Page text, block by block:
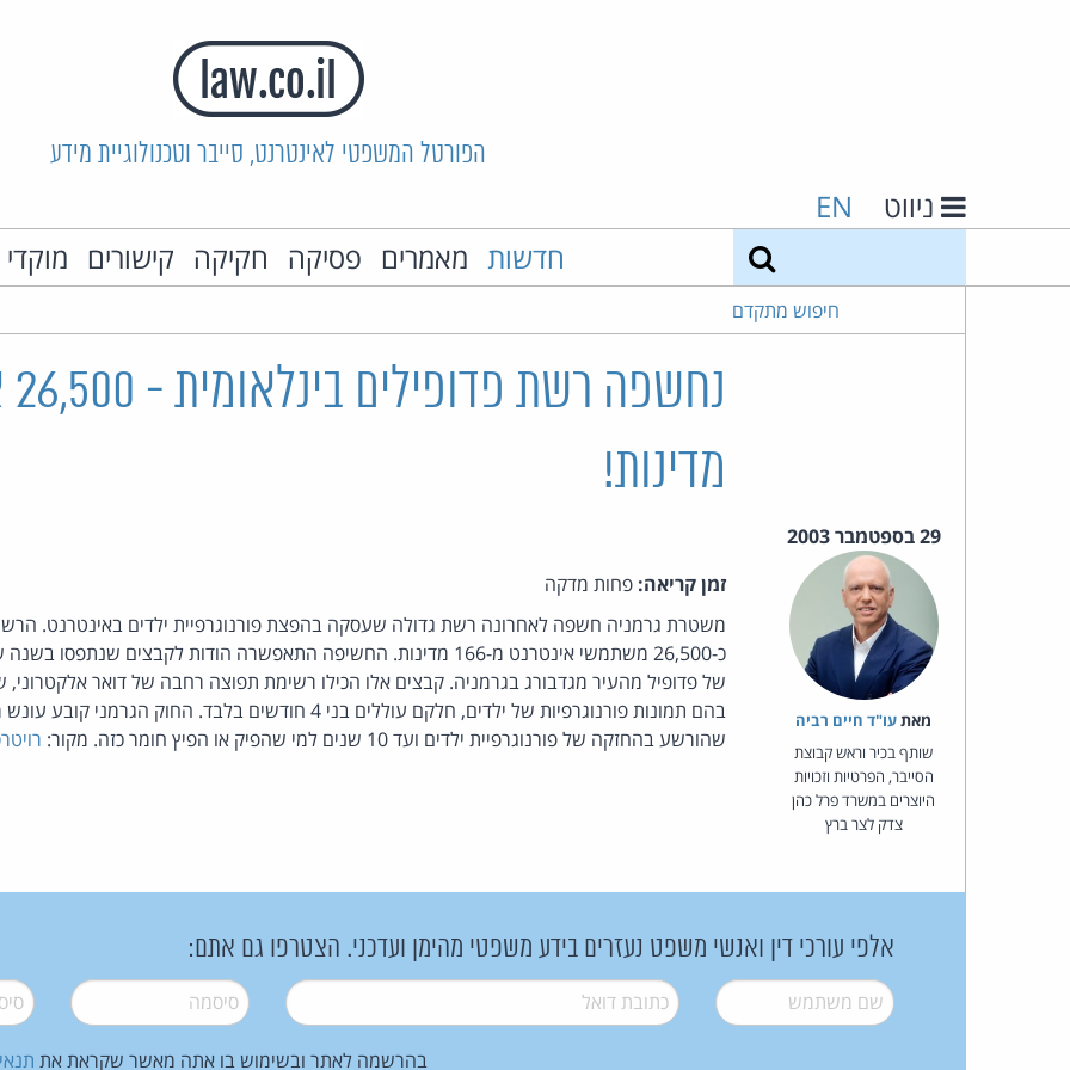
הפורטל המשפטי לאינטרנט, סייבר וטכנולוגיית מידע
ניווט EN
חדשות מאמרים פסיקה חקיקה קישורים
חיפוש מתקדם
מדינות!
29 בספטמבר 2003
מאת‏עו"ד חיים רביה
שותף בכיר וראש קבוצת
הסייבר, הפרטיות וזכויות
היוצרים במשרד פרל כהן
צדק לצר ברץ
זמן קריאה: פחות מדקה
משטרת גרמניה חשפה לאחרונה רשת גדולה שעסקה בהפצת פורנוגרפיית ילדים באינטרנט.
כ-26,500 משתמשי אינטרנט מ-166 מדינות. החשיפה התאפשרה הודות לקבצים
של פדופיל מהעיר מגדבורג בגרמניה. קבצים אלו הכילו רשימת תפוצה רחבה של דואר אלקטרוני,
בהם תמונות פורנוגרפיות של ילדים, חלקם עוללים בני 4 חודשים בלבד.
שהורשע בהחזקה של פורנוגרפיית ילדים ועד 10 שנים למי שהפיק או הפיץ חומר כזה. מקור:
אלפי עורכי דין ואנשי משפט נעזרים בידע משפטי מהימן ועדכני. הצטרפו גם אתם:
שם משתמש* דואל* סיסמה*
בהרשמה לאתר ובשימוש בו אתה מאשר שקראת את